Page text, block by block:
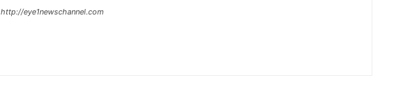
http://eye1newschannel.com